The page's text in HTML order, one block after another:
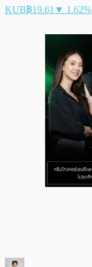
KUB฿19.61 ▼ 1.62%